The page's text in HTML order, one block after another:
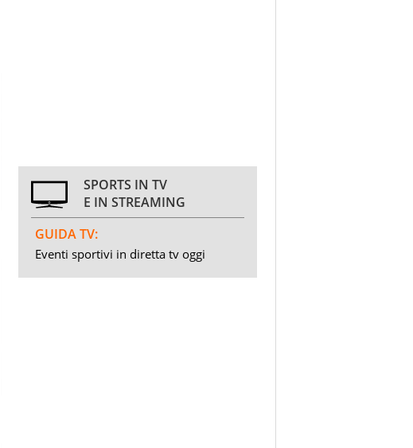
SPORTS IN TV
E IN STREAMING
GUIDA TV:
Eventi sportivi in diretta tv oggi